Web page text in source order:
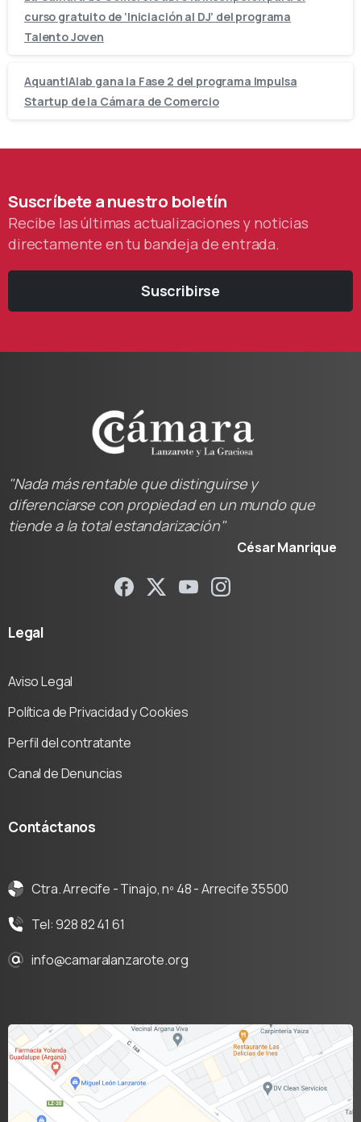
curso gratuito de ‘Iniciación al DJ’ del programa
Talento Joven
AquantIAlab gana la Fase 2 del programa Impulsa
Startup de la Cámara de Comercio
Suscríbeteanuestro boletín
Recibe las últimas actualizaciones y noticias
directamente en tu bandeja de entrada.
Suscribirse
"Nada más rentable que distinguirse y
diferenciarse con propiedad en un mundo que
tiende a la total estandarización"
César Manrique
Legal
Aviso Legal
Política de Privacidad y Cookies
Perfil del contratante
Canal de Denuncias
Contáctanos
Ctra. Arrecife - Tinajo, nº 48 - Arrecife 35500
Tel: 928 82 41 61
info@camaralanzarote.org